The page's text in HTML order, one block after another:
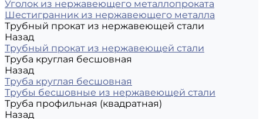
Уголок из нержавеющего металлопроката
Шестигранник из нержавеющего металла
Трубный прокат из нержавеющей стали
Назад
Трубный прокат из нержавеющей стали
Труба круглая бесшовная
Назад
Труба круглая бесшовная
Трубы бесшовные из нержавеющей стали
Труба профильная (квадратная)
Назад